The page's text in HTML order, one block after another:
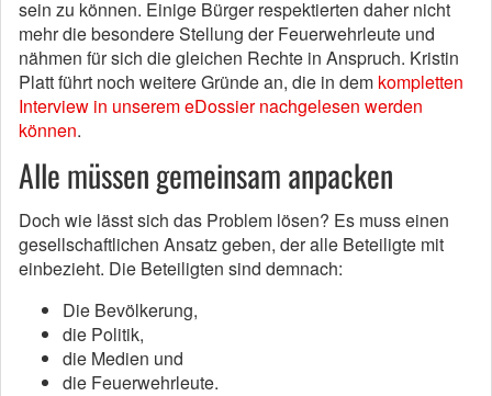
sein zu können. Einige Bürger respektierten daher nicht
mehr die besondere Stellung der Feuerwehrleute und
nähmen für sich die gleichen Rechte in Anspruch. Kristin
Platt führt noch weitere Gründe an, die in dem kompletten
Interview in unserem eDossier nachgelesen werden
können.
Alle müssen gemeinsam anpacken
Doch wie lässt sich das Problem lösen? Es muss einen
gesellschaftlichen Ansatz geben, der alle Beteiligte mit
einbezieht. Die Beteiligten sind demnach:
Die Bevölkerung,
die Politik,
die Medien und
die Feuerwehrleute.